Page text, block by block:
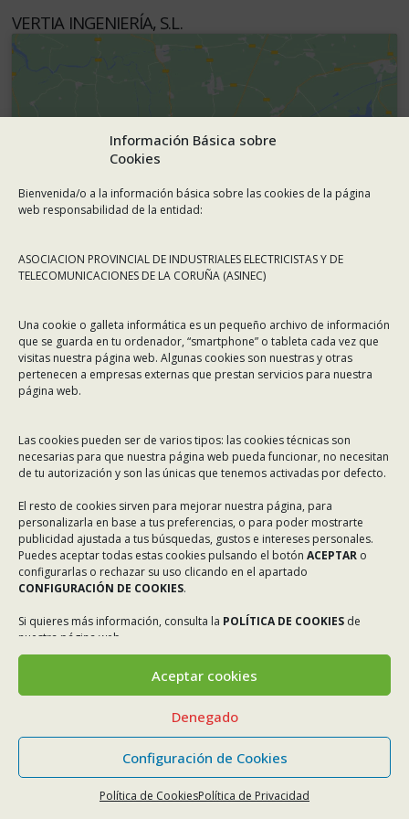
Información Básica sobre
Cookies
Bienvenida/o a la información básica sobre las cookies de la página
web responsabilidad de la entidad:
ASOCIACION PROVINCIAL DE INDUSTRIALES ELECTRICISTAS Y DE
TELECOMUNICACIONES DE LA CORUÑA (ASINEC)
Una cookie o galleta informática es un pequeño archivo de información
que se guarda en tu ordenador, “smartphone” o tableta cada vez que
visitas nuestra página web. Algunas cookies son nuestras y otras
pertenecen a empresas externas que prestan servicios para nuestra
página web.
Las cookies pueden ser de varios tipos: las cookies técnicas son
necesarias para que nuestra página web pueda funcionar, no necesitan
de tu autorización y son las únicas que tenemos activadas por defecto.
El resto de cookies sirven para mejorar nuestra página, para
personalizarla en base a tus preferencias, o para poder mostrarte
publicidad ajustada a tus búsquedas, gustos e intereses personales.
Puedes aceptar todas estas cookies pulsando el botón ACEPTAR o
configurarlas o rechazar su uso clicando en el apartado
CONFIGURACIÓN DE COOKIES.
Si quieres más información, consulta la POLÍTICA DE COOKIES de
nuestra página web.
Aceptar cookies
Denegado
Configuración de Cookies
Política de CookiesPolítica de Privacidad
VERTIA INGENIERÍA, S.L.
Haz clic para aceptar cookies de marketing